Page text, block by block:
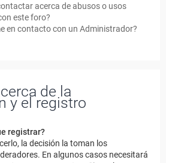
acerca de abusos o usos
este foro?
en contacto con un Administrador?
de la
y el registro
registrar?
la decisión la toman los
En algunos casos necesitará